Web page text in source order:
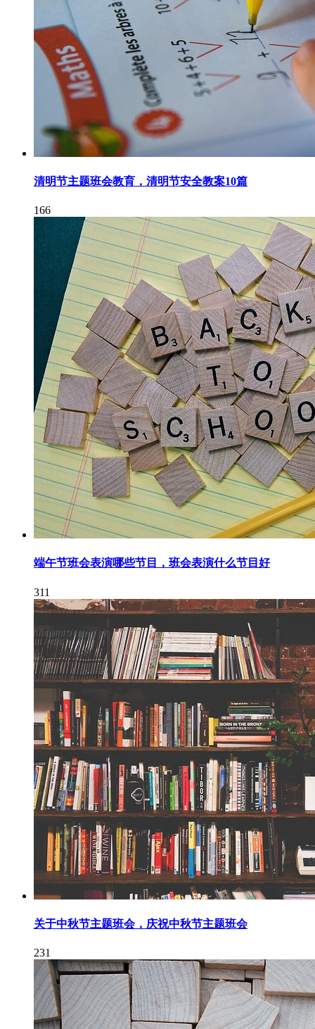
清明节主题班会教育，清明节安全教案10篇
166
端午节班会表演哪些节目，班会表演什么节目好
311
关于中秋节主题班会，庆祝中秋节主题班会
231